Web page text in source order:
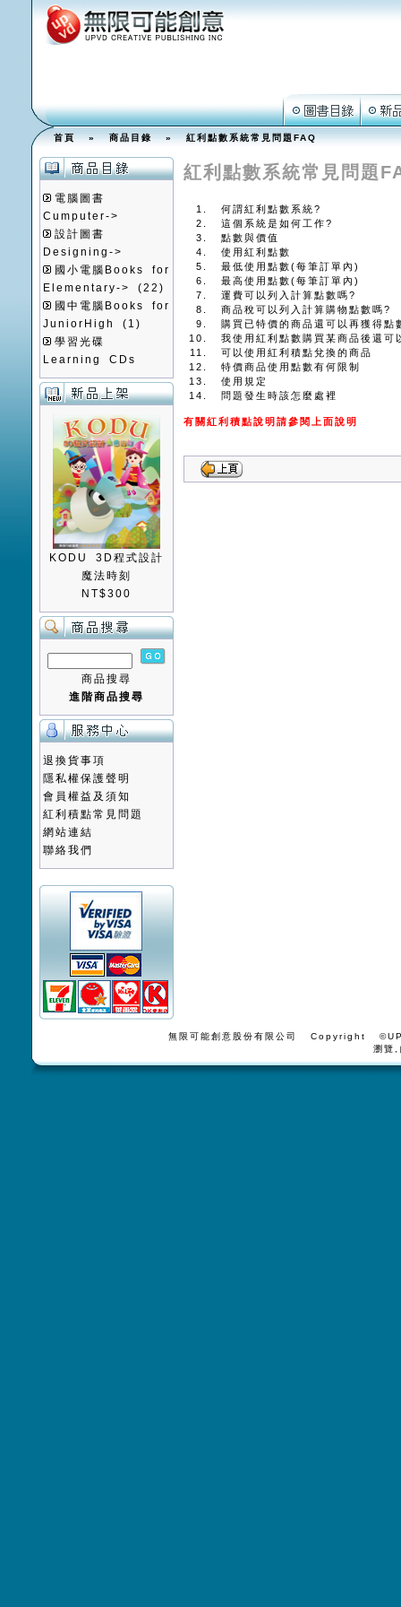
首頁»商品目錄» 紅利點數系統常見問題FAQ
電腦圖書
Cumputer->
設計圖書
Designing->
國小電腦Books for
Elementary->
(22)
國中電腦Books for
JuniorHigh
(1)
學習光碟
Learning CDs
KODU 3D程式設計
魔法時刻
NT$300
商品搜尋
進階商品搜尋
退換貨事項
隱私權保護聲明
會員權益及須知
紅利積點常見問題
網站連結
聯絡我們
紅利點數系統常見問題
何謂紅利點數系統?
這個系統是如何工作?
點數與價值
使用紅利點數
最低使用點數(每筆訂單內)
最高使用點數(每筆訂單內)
運費可以列入計算點數嗎?
商品稅可以列入計算購物點數嗎?
購買已特價的商品還可以再獲得點
我使用紅利點數購買某商品後還可
可以使用紅利積點兌換的商品
特價商品使用點數有何限制
使用規定
問題發生時該怎麼處裡
有關紅利積點說明請參閱上面說明
無限可能創意股份有限公司 Copyright
瀏